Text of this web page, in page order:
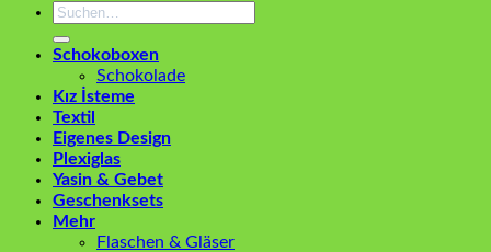
Suchen
Schokoboxen
Schokolade
Kız İsteme
Textil
Eigenes Design
Plexiglas
Yasin & Gebet
Geschenksets
Mehr
Flaschen & Gläser